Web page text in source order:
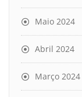
Maio 2024
Abril 2024
Março 2024